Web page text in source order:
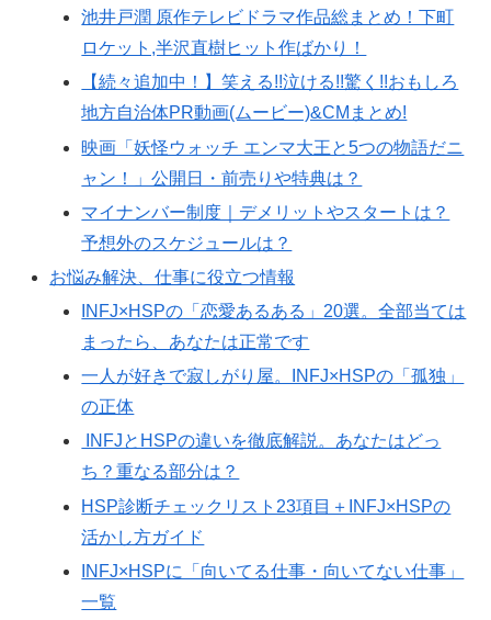
池井戸潤 原作テレビドラマ作品総まとめ！下町
ロケット,半沢直樹ヒット作ばかり！
【続々追加中！】笑える!!泣ける!!驚く!!おもしろ
地方自治体PR動画(ムービー)&CMまとめ!
映画「妖怪ウォッチ エンマ大王と5つの物語だニ
ャン！」公開日・前売りや特典は？
マイナンバー制度｜デメリットやスタートは？
予想外のスケジュールは？
お悩み解決、仕事に役立つ情報
INFJ×HSPの「恋愛あるある」20選。全部当ては
まったら、あなたは正常です
一人が好きで寂しがり屋。INFJ×HSPの「孤独」
の正体
INFJとHSPの違いを徹底解説。あなたはどっ
ち？重なる部分は？
HSP診断チェックリスト23項目＋INFJ×HSPの
活かし方ガイド
INFJ×HSPに「向いてる仕事・向いてない仕事」
一覧